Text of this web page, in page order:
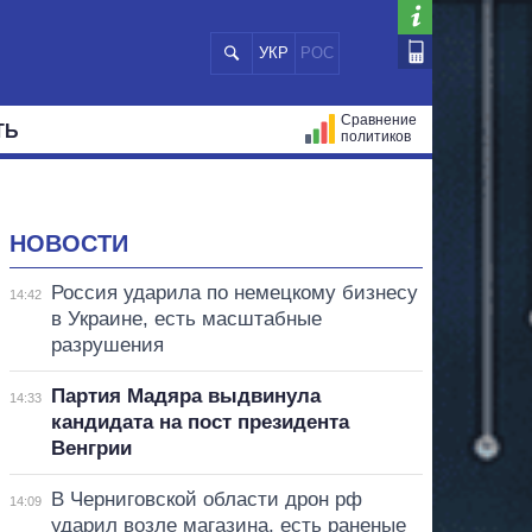
УКР РОС
Сравнение
политиков
НОВОСТИ
14:42
Россия ударила по немецкому бизнесу
в Украине, есть масштабные
разрушения
14:33
Партия Мадяра выдвинула
кандидата на пост президента
Венгрии
14:09
В Черниговской области дрон рф
ударил возле магазина, есть раненые